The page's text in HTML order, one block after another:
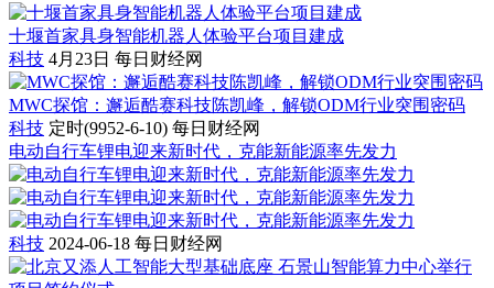
十堰首家具身智能机器人体验平台项目建成
科技 4月23日 每日财经网
MWC探馆：邂逅酷赛科技陈凯峰，解锁ODM行业突围密码
科技 定时(9952-6-10) 每日财经网
电动自行车锂电迎来新时代，克能新能源率先发力
科技 2024-06-18 每日财经网